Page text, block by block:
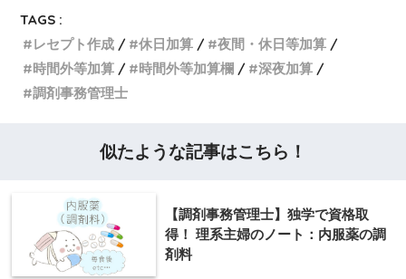
TAGS :
レセプト作成
休日加算
夜間・休日等加算
時間外等加算
時間外等加算欄
深夜加算
調剤事務管理士
似たような記事はこちら！
【調剤事務管理士】独学で資格取
得！ 理系主婦のノート：内服薬の調
剤料